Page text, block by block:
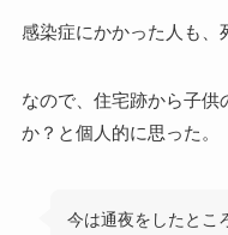
感染症にかかった人も、
なので、住宅跡から子供
か？と個人的に思った。
今は通夜をしたとこ